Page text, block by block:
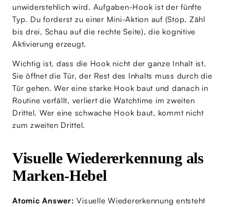
unwiderstehlich wird. Aufgaben-Hook ist der fünfte
Typ. Du forderst zu einer Mini-Aktion auf (Stop, Zähl
bis drei, Schau auf die rechte Seite), die kognitive
Aktivierung erzeugt.
Wichtig ist, dass die Hook nicht der ganze Inhalt ist.
Sie öffnet die Tür, der Rest des Inhalts muss durch die
Tür gehen. Wer eine starke Hook baut und danach in
Routine verfällt, verliert die Watchtime im zweiten
Drittel. Wer eine schwache Hook baut, kommt nicht
zum zweiten Drittel.
Visuelle Wiedererkennung als
Marken-Hebel
Atomic Answer: Visuelle Wiedererkennung entsteht